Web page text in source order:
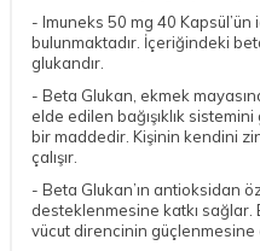
- Imuneks 50 mg 40
bulunmaktadır. İçeriğindeki
glukandır.
- Beta Glukan, ekmek
elde edilen bağışıklık
bir maddedir. Kişinin kendini
çalışır.
- Beta Glukan’ın antioksidan
desteklenmesine katkı sağlar.
vücut direncinin güçlenmesine